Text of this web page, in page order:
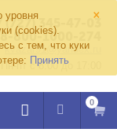
×
уровня
(cookies).
с тем, что куки
Принять
(727) 345-47-03
8-800-1000-274
kvazar91@yandex.ru
Пн-пт с 8:00 до 17:00
0